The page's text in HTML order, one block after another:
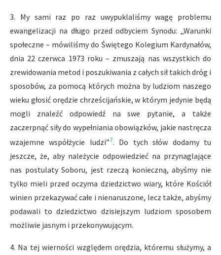
3. My sami raz po raz uwypuklaliśmy wagę problemu
ewangelizacji na długo przed odbyciem Synodu: „Warunki
społeczne – mówiliśmy do Świętego Kolegium Kardynałów,
dnia 22 czerwca 1973 roku – zmuszają nas wszystkich do
zrewidowania metod i poszukiwania z całych sił takich dróg i
sposobów, za pomocą których można by ludziom naszego
wieku głosić orędzie chrześcijańskie, w którym jedynie będą
mogli znaleźć odpowiedź na swe pytanie, a także
zaczerpnąć siły do wypełniania obowiązków, jakie nastręcza
wzajemne współżycie ludzi”7. Do tych słów dodamy tu
jeszcze, że, aby należycie odpowiedzieć na przynaglające
nas postulaty Soboru, jest rzeczą konieczną, abyśmy nie
tylko mieli przed oczyma dziedzictwo wiary, które Kościół
winien przekazywać całe i nienaruszone, lecz także, abyśmy
podawali to dziedzictwo dzisiejszym ludziom sposobem
możliwie jasnym i przekonywującym.
4. Na tej wierności względem orędzia, któremu służymy, a